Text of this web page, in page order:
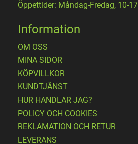
Öppettider: Måndag-Fredag, 10-17
Information
OM OSS
MINA SIDOR
KÖPVILLKOR
KUNDTJÄNST
HUR HANDLAR JAG?
POLICY OCH COOKIES
REKLAMATION OCH RETUR
LEVERANS